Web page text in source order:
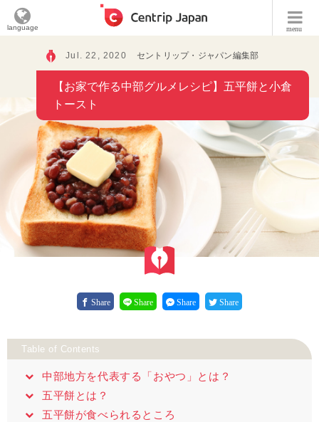
menu
language
Jul. 22, 2020 セントリップ・ジャパン編集部
【お家で作る中部グルメレシピ】五平餅と小倉
トースト
Share Share Share Share
Table of Contents
中部地方を代表する「おやつ」とは？
五平餅とは？
五平餅が食べられるところ